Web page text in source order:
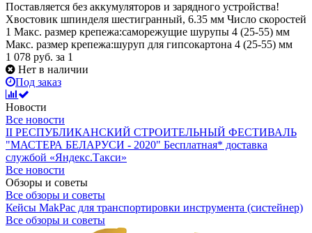
Поставляется без аккумуляторов и зарядного устройства!
Хвостовик шпинделя шестигранный, 6.35 мм Число скоростей
1 Макc. размер крепежа:саморежущие шурупы 4 (25-55) мм
Макc. размер крепежа:шуруп для гипсокартона 4 (25-55) мм
1 078 руб. за 1
Нет в наличии
Под заказ
Новости
Все новости
II РЕСПУБЛИКАНСКИЙ СТРОИТЕЛЬНЫЙ ФЕСТИВАЛЬ
"МАСТЕРА БЕЛАРУСИ - 2020" Бесплатная* доставка
службой «Яндекс.Такси»
Все новости
Обзоры и советы
Все обзоры и советы
Кейсы MakPac для транспортировки инструмента (систейнер)
Все обзоры и советы